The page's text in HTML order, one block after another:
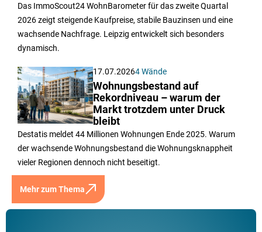
Das ImmoScout24 WohnBarometer für das zweite Quartal
2026 zeigt steigende Kaufpreise, stabile Bauzinsen und eine
wachsende Nachfrage. Leipzig entwickelt sich besonders
dynamisch.
17.07.20264 Wände
Wohnungsbestand auf
Rekordniveau – warum der
Markt trotzdem unter Druck
bleibt
Destatis meldet 44 Millionen Wohnungen Ende 2025. Warum
der wachsende Wohnungsbestand die Wohnungsknappheit
vieler Regionen dennoch nicht beseitigt.
Mehr zum Thema